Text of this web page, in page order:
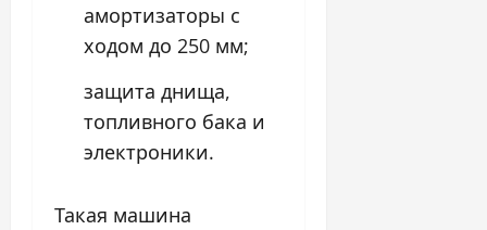
амортизаторы с
ходом до 250 мм;
защита днища,
топливного бака и
электроники.
Такая машина